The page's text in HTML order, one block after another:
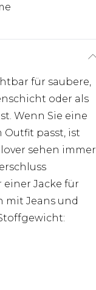
für saubere,
oder als
Wenn Sie eine
passt, ist
sehen immer
Jacke für
mit Jeans und